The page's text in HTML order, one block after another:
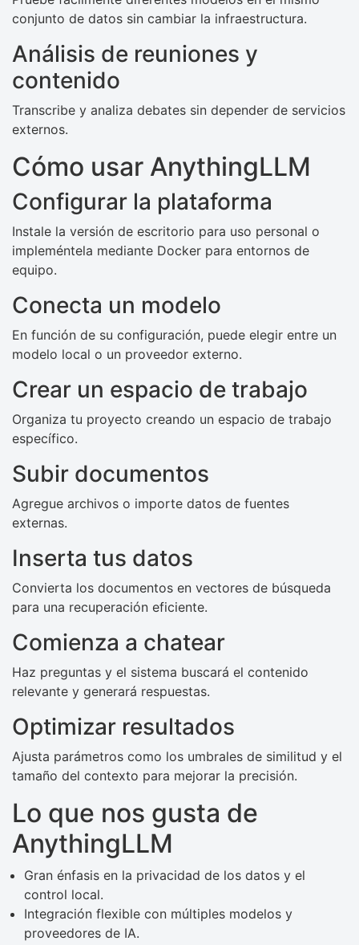
conjunto de datos sin cambiar la infraestructura.
Análisis de reuniones y
contenido
Transcribe y analiza debates sin depender de servicios
externos.
Cómo usar AnythingLLM
Configurar la plataforma
Instale la versión de escritorio para uso personal o
impleméntela mediante Docker para entornos de
equipo.
Conecta un modelo
En función de su configuración, puede elegir entre un
modelo local o un proveedor externo.
Crear un espacio de trabajo
Organiza tu proyecto creando un espacio de trabajo
específico.
Subir documentos
Agregue archivos o importe datos de fuentes
externas.
Inserta tus datos
Convierta los documentos en vectores de búsqueda
para una recuperación eficiente.
Comienza a chatear
Haz preguntas y el sistema buscará el contenido
relevante y generará respuestas.
Optimizar resultados
Ajusta parámetros como los umbrales de similitud y el
tamaño del contexto para mejorar la precisión.
Lo que nos gusta de
AnythingLLM
Gran énfasis en la privacidad de los datos y el
control local.
Integración flexible con múltiples modelos y
proveedores de IA.